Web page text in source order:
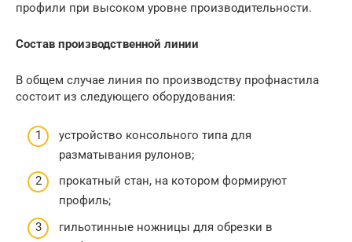
профили при высоком уровне производительности.
Состав производственной линии
В общем случае линия по производству профнастила
состоит из следующего оборудования:
устройство консольного типа для
разматывания рулонов;
прокатный стан, на котором формируют
профиль;
гильотинные ножницы для обрезки в